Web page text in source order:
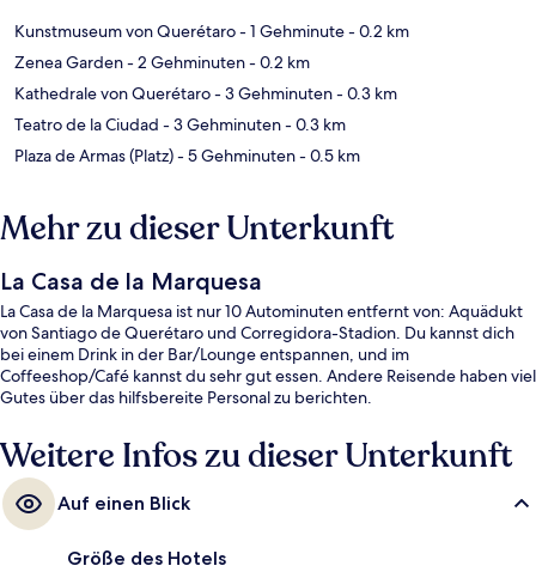
Kunstmuseum von Querétaro- 1 Gehminute- 0.2 km
Zenea Garden- 2 Gehminuten- 0.2 km
Kathedrale von Querétaro- 3 Gehminuten- 0.3 km
Teatro de la Ciudad - 3 Gehminuten- 0.3 km
Plaza de Armas (Platz)- 5 Gehminuten- 0.5 km
Mehr zu dieser Unterkunft
La Casa de la Marquesa
La Casa de la Marquesa ist nur 10 Autominuten entfernt von: Aquädukt
von Santiago de Querétaro und Corregidora-Stadion. Du kannst dich
bei einem Drink in der Bar/Lounge entspannen, und im
Coffeeshop/Café kannst du sehr gut essen. Andere Reisende haben viel
Gutes über das hilfsbereite Personal zu berichten.
Weitere Infos zu dieser Unterkunft
Auf einen Blick
Größe des Hotels